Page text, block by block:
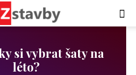
si vybrat šaty na
léto?